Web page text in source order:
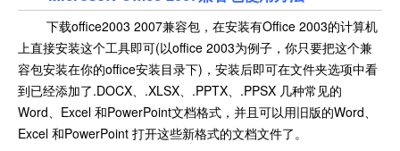
下载office2003 2007兼容包，在安装有Office 2003的计算机
上直接安装这个工具即可(以office 2003为例子，你只要把这个兼
容包安装在你的office安装目录下)，安装后即可在文件夹选项中看
到已经添加了.DOCX、.XLSX、.PPTX、.PPSX 几种常见的
Word、Excel 和PowerPoint文档格式，并且可以用旧版的Word、
Excel 和PowerPoint 打开这些新格式的文档文件了。